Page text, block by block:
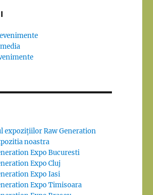
expozițiilor Raw Generation
noastra
Expo Bucuresti
Expo Cluj
Expo Iasi
Expo Timisoara